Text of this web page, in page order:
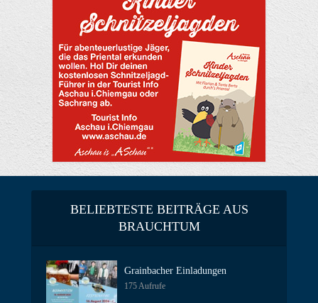
BELIEBTESTE BEITRÄGE AUS
BRAUCHTUM
Grainbacher Einladungen
175 Aufrufe